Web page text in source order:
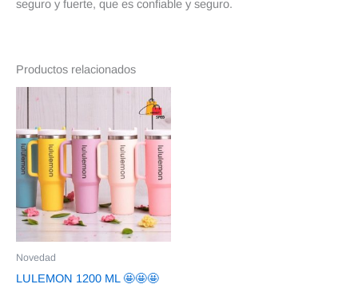
seguro y fuerte, que es confiable y seguro.
Productos relacionados
Novedad
LULEMON 1200 ML 🤩🤩🤩